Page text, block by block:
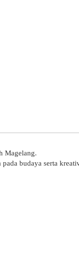
Magelang.
pada budaya serta